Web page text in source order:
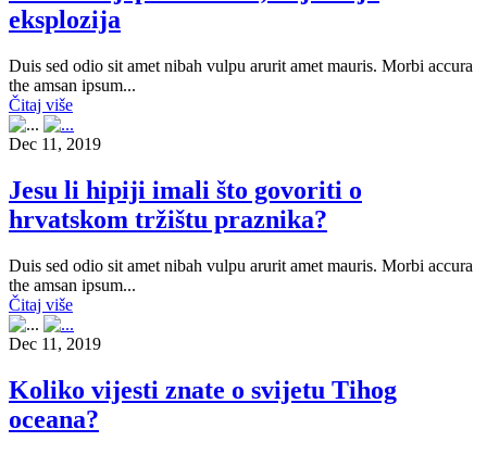
eksplozija
Duis sed odio sit amet nibah vulpu arurit amet mauris. Morbi accura
the amsan ipsum...
Čitaj više
Dec 11, 2019
Jesu li hipiji imali što govoriti o
hrvatskom tržištu praznika?
Duis sed odio sit amet nibah vulpu arurit amet mauris. Morbi accura
the amsan ipsum...
Čitaj više
Dec 11, 2019
Koliko vijesti znate o svijetu Tihog
oceana?